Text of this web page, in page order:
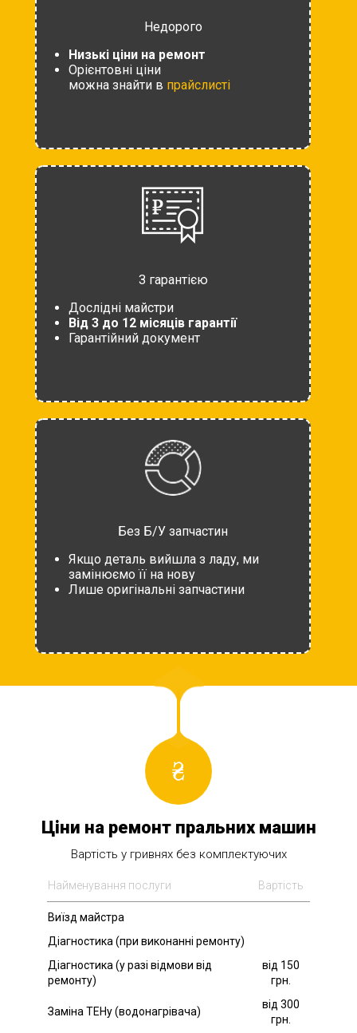
Недорого
Низькі ціни на ремонт
Орієнтовні ціни
можна знайти в прайслисті
З гарантією
Дослідні майстри
Від 3 до 12 місяців гарантії
Гарантійний документ
Без Б/У запчастин
Якщо деталь вийшла з ладу, ми
замінюємо її на нову
Лише оригінальні запчастини
Ціни на ремонт пральних машин
Вартість у гривнях без комплектуючих
Найменування послуги Вартість
Виїзд майстра
Діагностика (при виконанні ремонту)
Діагностика (у разі відмови від
ремонту)
від 150
грн.
Заміна ТЕНу (водонагрівача)
від 300
грн.